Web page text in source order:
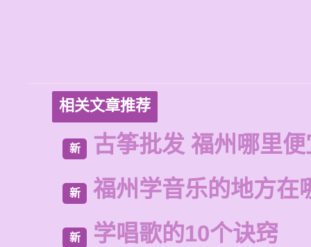
相关文章推荐
新 古筝批发 福州哪里便
新 福州学音乐的地方在
新 学唱歌的10个诀窍